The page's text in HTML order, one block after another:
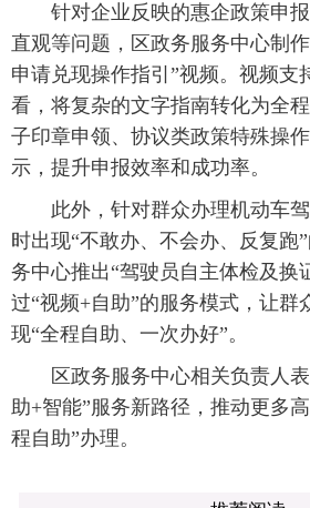
针对企业反映的惠企政策申报
直观等问题，区政务服务中心制
申请兑现操作指引”视频。视频支
看，将复杂的文字指南转化为全
子印章申领、协议类政策特殊操
示，提升申报效率和成功率。
此外，针对群众办理机动车驾
时出现“不敢办、不会办、反复跑
务中心推出“驾驶员自主体检及换
过“视频+自助”的服务模式，让群
现“全程自助、一次办好”。
区政务服务中心相关负责人表
助+智能”服务新路径，推动更多
程自助”办理。